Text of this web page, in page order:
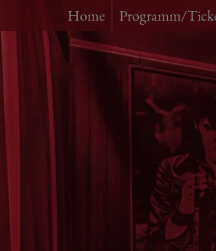
Home Programm/